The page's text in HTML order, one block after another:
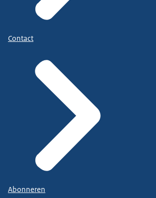
Contact
Abonneren